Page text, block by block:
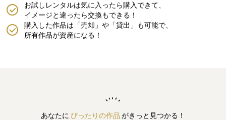
購入した作品は「売却」や「貸出」も可能で、
所有作品が資産になる！
お試しレンタルは気に入ったら購入できて、
イメージと違ったら交換もできる！
あなたに ぴったりの作品 がきっと見つかる！